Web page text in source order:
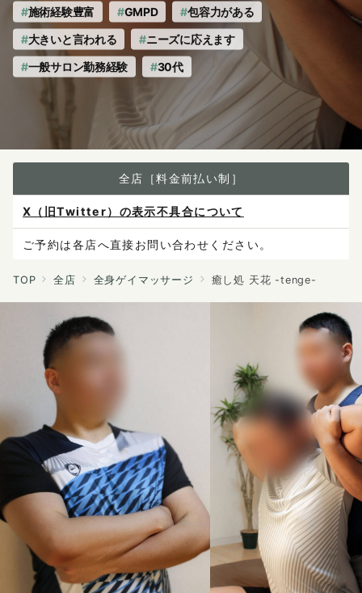
へ
の
施術経験豊富 GMPD
包容力がある
大きいと言われる
ニーズに応えます
一般サロン勤務経験
30代
全店［料金前払い制］
X（旧Twitter）の表示不具合について
ご予約は各店へ直接お問い合わせください。
料金は当日施術前にお支払いください。
料金改定のお知らせ
TOP 全店 全身ゲイマッサージ 癒し処 天花 -tenge-